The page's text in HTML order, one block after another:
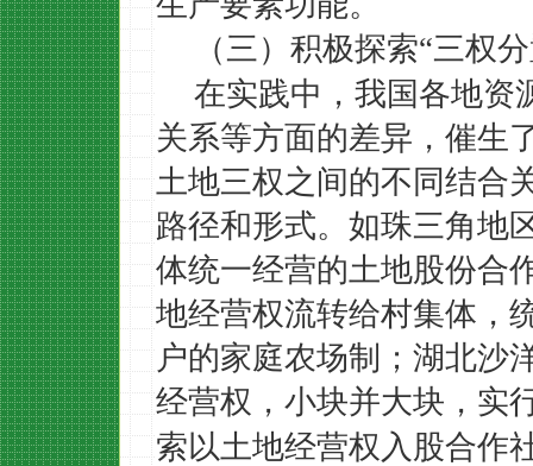
（三）积极探索“三权
在实践中，我国各地资
关系等方面的差异，催生
土地三权之间的不同结合
路径和形式。如珠三角地
体统一经营的土地股份合
地经营权流转给村集体，
户的家庭农场制；湖北沙
经营权，小块并大块，实
索以土地经营权入股合作